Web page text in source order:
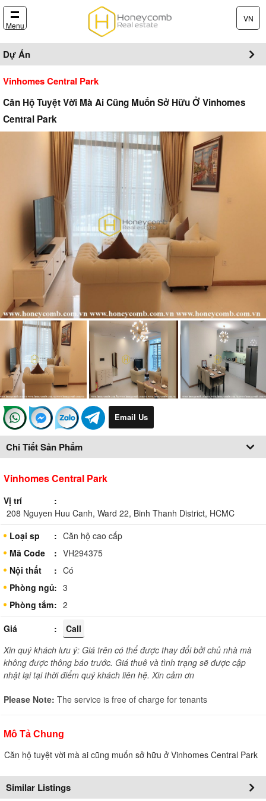
Menu
VN
Dự Án
Vinhomes Central Park
Căn Hộ Tuyệt Vời Mà Ai Cũng Muốn Sở Hữu Ở Vinhomes
Central Park
Email Us
Chi Tiết Sản Phẩm
Vinhomes Central Park
Vị trí
208 Nguyen Huu Canh, Ward 22, Binh Thanh District, HCMC
Loại sp
Căn hộ cao cấp
Mã Code
VH294375
Nội thất
Có
Phòng ngủ
3
Phòng tắm
2
Giá
Call
Xin quý khách lưu ý: Giá trên có thể được thay đổi bởi chủ nhà mà
không được thông báo trước. Giá thuê và tình trạng sẽ được cập
nhật lại tại thời điểm quý khách liên hệ. Xin cảm ơn
Please Note: The service is free of charge for tenants
Mô Tả Chung
Căn hộ tuyệt vời mà ai cũng muốn sở hữu ở Vinhomes Central Park
Similar Listings